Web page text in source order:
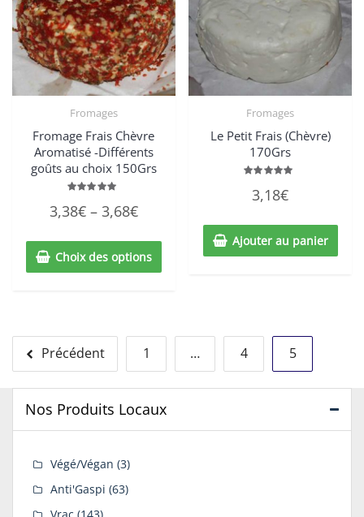
Fromages
Fromage Frais Chèvre
Aromatisé -Différents
goûts au choix 150Grs
5.00
3,38€– 3,68€
Choix des options
Fromages
Le Petit Frais (Chèvre)
170Grs
5.00
sur 5
3,18€
Ajouter au panier
Navigation
des
articles
Précédent 1 … 4 5
Nos Produits Locaux
Végé/Végan (3)
Anti'Gaspi (63)